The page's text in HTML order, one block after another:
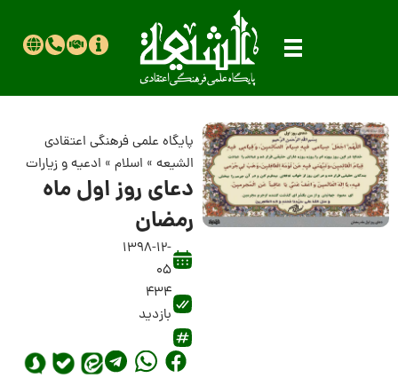
پایگاه علمی فرهنگی اعتقادی
الشیعه» اسلام» ادعیه و زیارات
دعای روز اول ماه
رمضان
1398-12-
05
434
بازدید